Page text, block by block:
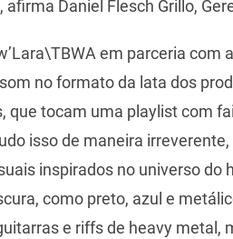
afirma Daniel Flesch Grillo,
em parceria com
no formato da lata dos
que tocam uma playlist com
isso de maneira
inspirados no universo do
como preto, azul e
e riffs de heavy metal,